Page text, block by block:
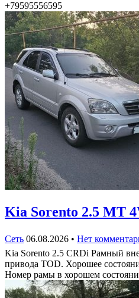
+79595556595
Kia Sorento 2.5 MT
Сеть 06.08.2026 • Нет
Kia Sorento 2.5 CRDi Рамный
привода TOD. Хорошее
Номер рамы в хорошем